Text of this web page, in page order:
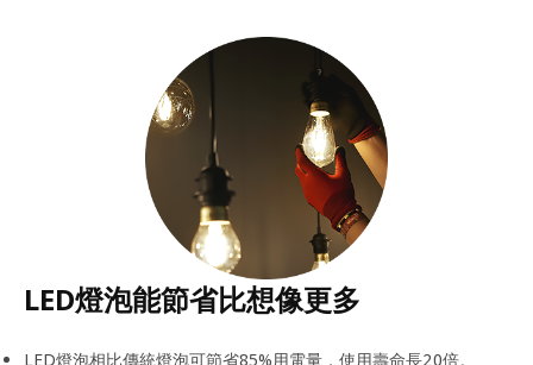
LED燈泡能節省比想像更多
LED燈泡相比傳統燈泡可節省85%用電量，使用壽命長20倍。